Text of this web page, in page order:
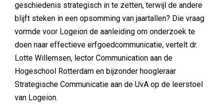
geschiedenis strategisch in te zetten, terwijl de andere
blijft steken in een opsomming van jaartallen? Die vraag
vormde voor Logeion de aanleiding om onderzoek te
doen naar effectieve erfgoedcommunicatie, vertelt dr.
Lotte Willemsen, lector Communication aan de
Hogeschool Rotterdam en bijzonder hoogleraar
Strategische Communicatie aan de UvA op de leerstoel
van Logeion.